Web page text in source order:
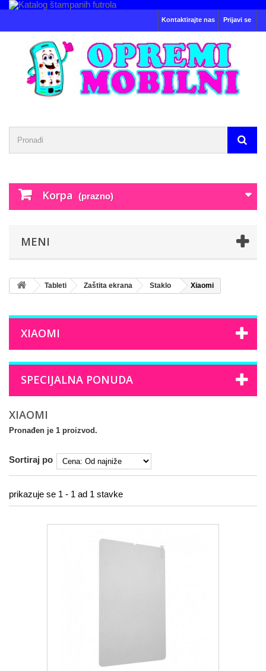
Prijavi se
Kontaktirajte nas
Korpa (prazno)
MENI
Tableti Zaštita ekrana Staklo Xiaomi
XIAOMI
SPECIJALNA PONUDA
XIAOMI
Pronađen je 1 proizvod.
Sortiraj po
prikazuje se 1 - 1 ad 1 stavke